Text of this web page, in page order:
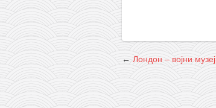
←Лондон – војни музеј